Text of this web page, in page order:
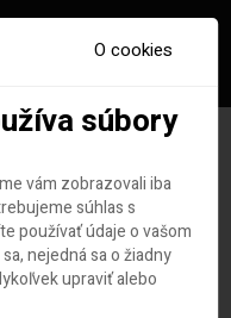
trhy
O cookies
súbory
vám zobrazovali iba
súhlas s
používať údaje o vašom
nejedná sa o žiadny
upraviť alebo